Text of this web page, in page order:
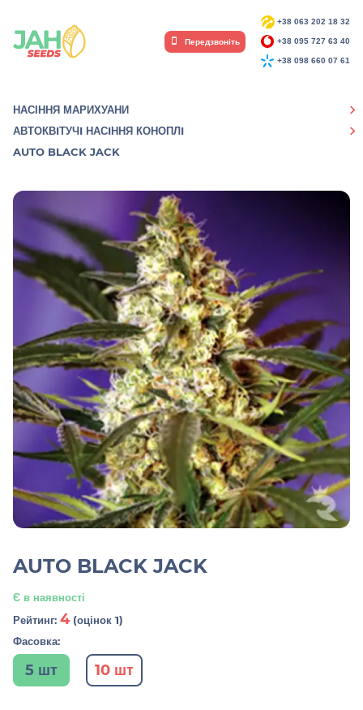
+38 063 202 18 32
+38 095 727 63 40
+38 098 660 07 61
Передзвоніть
НАСІННЯ МАРИХУАНИ
АВТОКВIТУЧI НАСIННЯ КОНОПЛI
AUTO BLACK JACK
AUTO BLACK JACK
Є в наявності
Рейтинг: 4(оцінок 1)
Фасовка:
5 шт 10 шт